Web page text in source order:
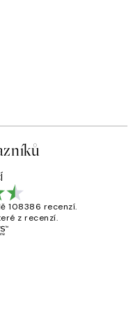
108386 recenzí.
z recenzí.